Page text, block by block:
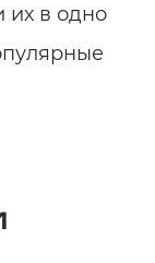
их в одно